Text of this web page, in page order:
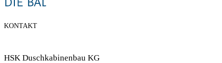
KONTAKT
HSK Duschkabinenbau KG